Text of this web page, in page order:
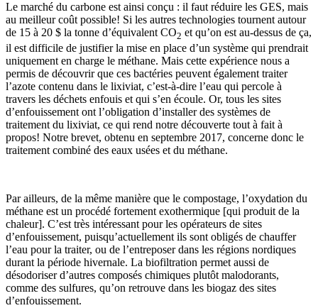
Le marché du carbone est ainsi conçu : il faut réduire les GES, mais
au meilleur coût possible! Si les autres technologies tournent autour
de 15 à 20 $ la tonne d’équivalent CO2 et qu’on est au-dessus de ça,
il est difficile de justifier la mise en place d’un système qui prendrait
uniquement en charge le méthane. Mais cette expérience nous a
permis de découvrir que ces bactéries peuvent également traiter
l’azote contenu dans le lixiviat, c’est-à-dire l’eau qui percole à
travers les déchets enfouis et qui s’en écoule. Or, tous les sites
d’enfouissement ont l’obligation d’installer des systèmes de
traitement du lixiviat, ce qui rend notre découverte tout à fait à
propos! Notre brevet, obtenu en septembre 2017, concerne donc le
traitement combiné des eaux usées et du méthane.
Par ailleurs, de la même manière que le compostage, l’oxydation du
méthane est un procédé fortement exothermique [qui produit de la
chaleur]. C’est très intéressant pour les opérateurs de sites
d’enfouissement, puisqu’actuellement ils sont obligés de chauffer
l’eau pour la traiter, ou de l’entreposer dans les régions nordiques
durant la période hivernale. La biofiltration permet aussi de
désodoriser d’autres composés chimiques plutôt malodorants,
comme des sulfures, qu’on retrouve dans les biogaz des sites
d’enfouissement.